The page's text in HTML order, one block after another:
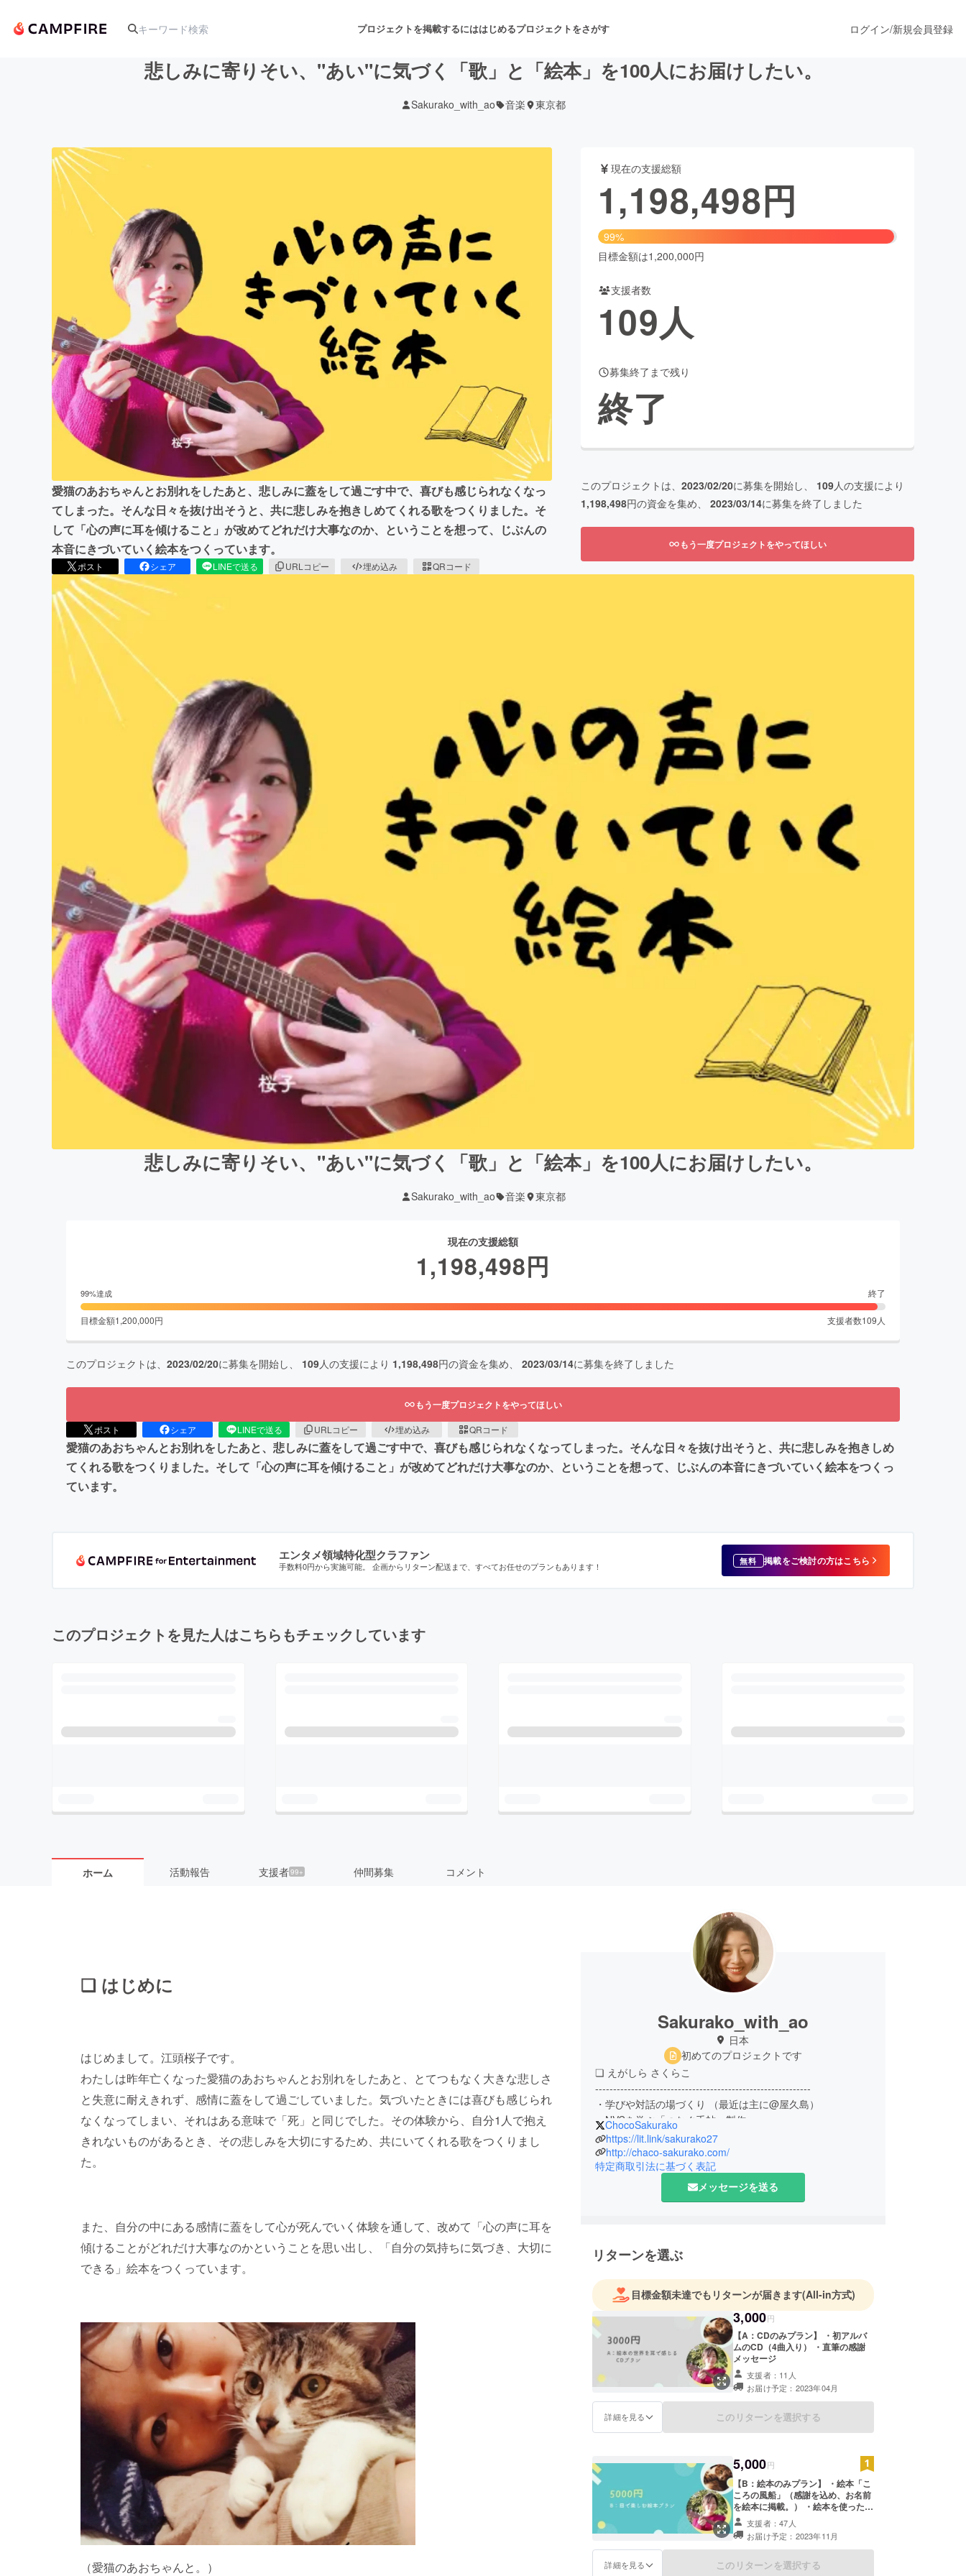
プロジェクトを掲載するにははじめるプロジェクトをさがす
舞台・パフォーマンス
テクノロジー・ガジェット ゲーム・サービス開発 ファッション
映像・映画 書籍・雑誌出版
ビジネス・起業 チャレンジ ビューティー・ヘルスケア
まちづくり・地域活性化
CAMPFIRE for Social Good
CAMPFIREふるさと納税machi-ya
ログイン/新規会員登録
悲しみに寄りそい、"あい"に気づく「歌」と「絵本」を100人にお届けしたい。
Sakurako_with_ao 音楽 東京都
愛猫のあおちゃんとお別れをしたあと、悲しみに蓋をして過ごす中で、喜びも感じられなくなっ
てしまった。そんな日々を抜け出そうと、共に悲しみを抱きしめてくれる歌をつくりました。そ
して「心の声に耳を傾けること」が改めてどれだけ大事なのか、ということを想って、じぶんの
本音にきづいていく絵本をつくっています。
ポスト シェア LINEで送る URLコピー 埋め込み QRコード
現在の支援総額
1,198,498円
99%
目標金額は1,200,000円
支援者数
109人
募集終了まで残り
終了
このプロジェクトは、 2023/02/20に募集を開始し、 109人の支援により
1,198,498円の資金を集め、 2023/03/14に募集を終了しました
もう一度プロジェクトをやってほしい
悲しみに寄りそい、"あい"に気づく「歌」と「絵本」を100人にお届けしたい。
Sakurako_with_ao 音楽 東京都
現在の支援総額
1,198,498円
99%達成 終了
目標金額1,200,000円 支援者数109 人
このプロジェクトは、 2023/02/20に募集を開始し、 109人の支援により 1,198,498円の資金を集め、 2023/03/14に募集を終了しました
もう一度プロジェクトをやってほしい
ポスト シェア LINEで送る URLコピー 埋め込み QRコード
愛猫のあおちゃんとお別れをしたあと、悲しみに蓋をして過ごす中で、喜びも感じられなくなってしまった。そんな日々を抜け出そうと、共に悲しみを抱きしめ
てくれる歌をつくりました。そして「心の声に耳を傾けること」が改めてどれだけ大事なのか、ということを想って、じぶんの本音にきづいていく絵本をつくっ
ています。
エンタメ領域特化型クラファン
手数料0円から実施可能。 企画からリターン配送まで、すべてお任せのプランもあります！ 無料 掲載をご検討の方はこちら
このプロジェクトを見た人はこちらもチェックしています
ホーム 活動報告 支援者99+ 仲間募集 コメント
❏ はじめに
はじめまして。江頭桜子です。
わたしは昨年亡くなった愛猫のあおちゃんとお別れをしたあと、とてつもなく大きな悲しさ
と失意に耐えきれず、感情に蓋をして過ごしていました。気づいたときには喜びも感じられ
なくなってしまい、それはある意味で「死」と同じでした。その体験から、自分1人で抱え
きれないものがあるとき、その悲しみを大切にするため、共にいてくれる歌をつくりまし
た。
また、自分の中にある感情に蓋をして心が死んでいく体験を通して、改めて「心の声に耳を
傾けることがどれだけ大事なのかということを思い出し、「自分の気持ちに気づき、大切に
できる」絵本をつくっています。
（愛猫のあおちゃんと。）
Sakurako_with_ao
日本
初めてのプロジェクトです
❏ えがしら さくらこ
------------------------------------------------------------
・学びや対話の場づくり （最近は主に@屋久島）
・NVCを学ぶ「つなぐ手帖」製作
・絵本やワークブック製作
------------------------------------------------------------
ずっと生きづらさを感じてきた。その体験から、
自分や他者との関係性、コミュニケーション方法
意識や暮らしの在り方を探求してきました。
いろんな体験と出会いに恵まれ、
自信も勇気も居場所もないと想っていた自分が
180度変わってきました。
その過程で自分を養った知恵や、体験、
メッセージを自分に何度も思い出させ、
そして同じように思う人に分かち合えたらと思い、
いろんな表現活動 / 場づくりを行っています。
主にNVC（非暴力コミュニケーション）の知恵をベースに、
ワークショップや手帖をつくってきましたが、
今回はあたらしい表現として絵本とうたをつくっています。
ChocoSakurako
https://lit.link/sakurako27
http://chaco-sakurako.com/
特定商取引法に基づく表記
メッセージを送る
リターンを選ぶ
目標金額未達でもリターンが届きます(All-in方式)
3,000円
【A：CDのみプラン】 ・初アルバ
ムのCD（4曲入り） ・直筆の感謝
メッセージ
支援者：11人
お届け予定：2023年04月
詳細を見る このリターンを選択する
5,000円
【B：絵本のみプラン】 ・絵本「こ
ころの風船」（感謝を込め、お名前
を絵本に掲載。） ・絵本を使ったオ
ンラインワークショップに優先招待
※支援時、必ず備考欄に掲載を希望
されるお名前をご記入ください。
支援者：47人
お届け予定：2023年11月
詳細を見る このリターンを選択する